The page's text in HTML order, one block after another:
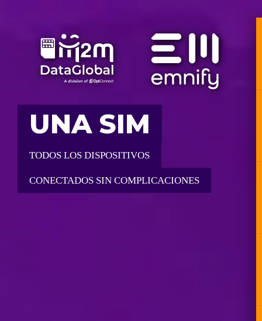
UNA SIM
TODOS LOS DISPOSITIVOS
CONECTADOS SIN COMPLICACIONES